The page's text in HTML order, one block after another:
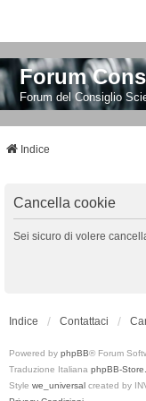
Forum
Forum del Consiglio
Indice
Cancella cookie
Sei sicuro di volere
Indice Contattaci
Powered by phpBB® Forum
Traduzione Italiana phpBB-
Style we_universal created by